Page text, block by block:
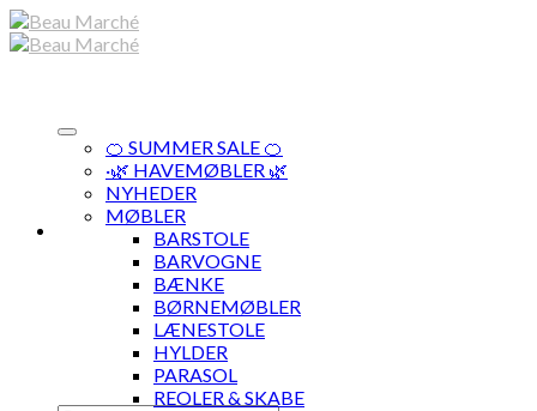
Skip
to
🍊 SUMMER SALE 🍊
·🌿 HAVEMØBLER 🌿
NYHEDER
MØBLER
BARSTOLE
BARVOGNE
BÆNKE
BØRNEMØBLER
LÆNESTOLE
HYLDER
PARASOL
REOLER & SKABE